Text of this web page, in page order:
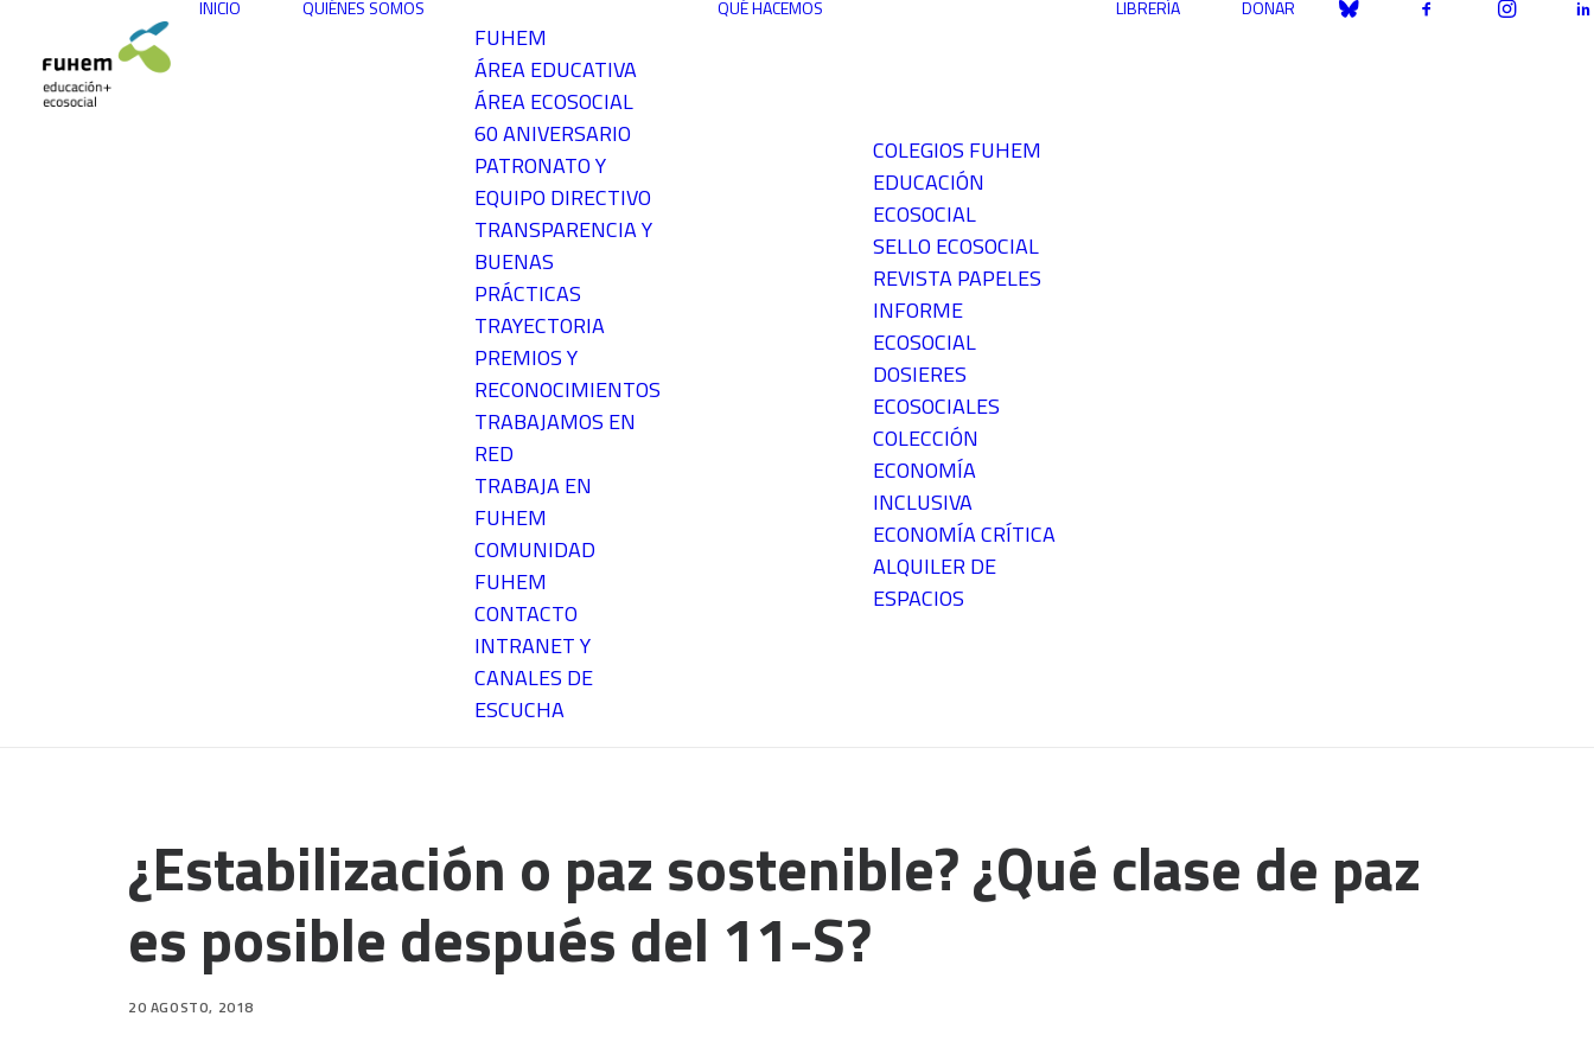
INICIO QUIÉNES SOMOS
FUHEM
ÁREA EDUCATIVA
ÁREA ECOSOCIAL
60 ANIVERSARIO
PATRONATO Y
EQUIPO DIRECTIVO
TRANSPARENCIA Y
BUENAS
PRÁCTICAS
TRAYECTORIA
PREMIOS Y
RECONOCIMIENTOS
TRABAJAMOS EN
RED
TRABAJA EN
FUHEM
COMUNIDAD
FUHEM
CONTACTO
INTRANET Y
CANALES DE
ESCUCHA
QUÉ HACEMOS
COLEGIOS FUHEM
EDUCACIÓN
ECOSOCIAL
SELLO ECOSOCIAL
REVISTA PAPELES
INFORME
ECOSOCIAL
DOSIERES
ECOSOCIALES
COLECCIÓN
ECONOMÍA
INCLUSIVA
ECONOMÍA CRÍTICA
ALQUILER DE
ESPACIOS
LIBRERÍA DONAR
¿Estabilización o paz sostenible? ¿Qué clase de paz
es posible después del 11-S?
20 AGOSTO, 2018